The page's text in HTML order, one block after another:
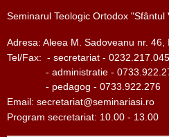
Seminarul Teologic Ortodox "Sfântul
Adresa: Aleea M. Sadoveanu nr.
Tel/Fax: - secretariat - 0232.217.045
- administratie -
- pedagog - 0733.922.276
Email: secretariat@seminariasi.ro
Program secretariat: 10.00 - 13.00